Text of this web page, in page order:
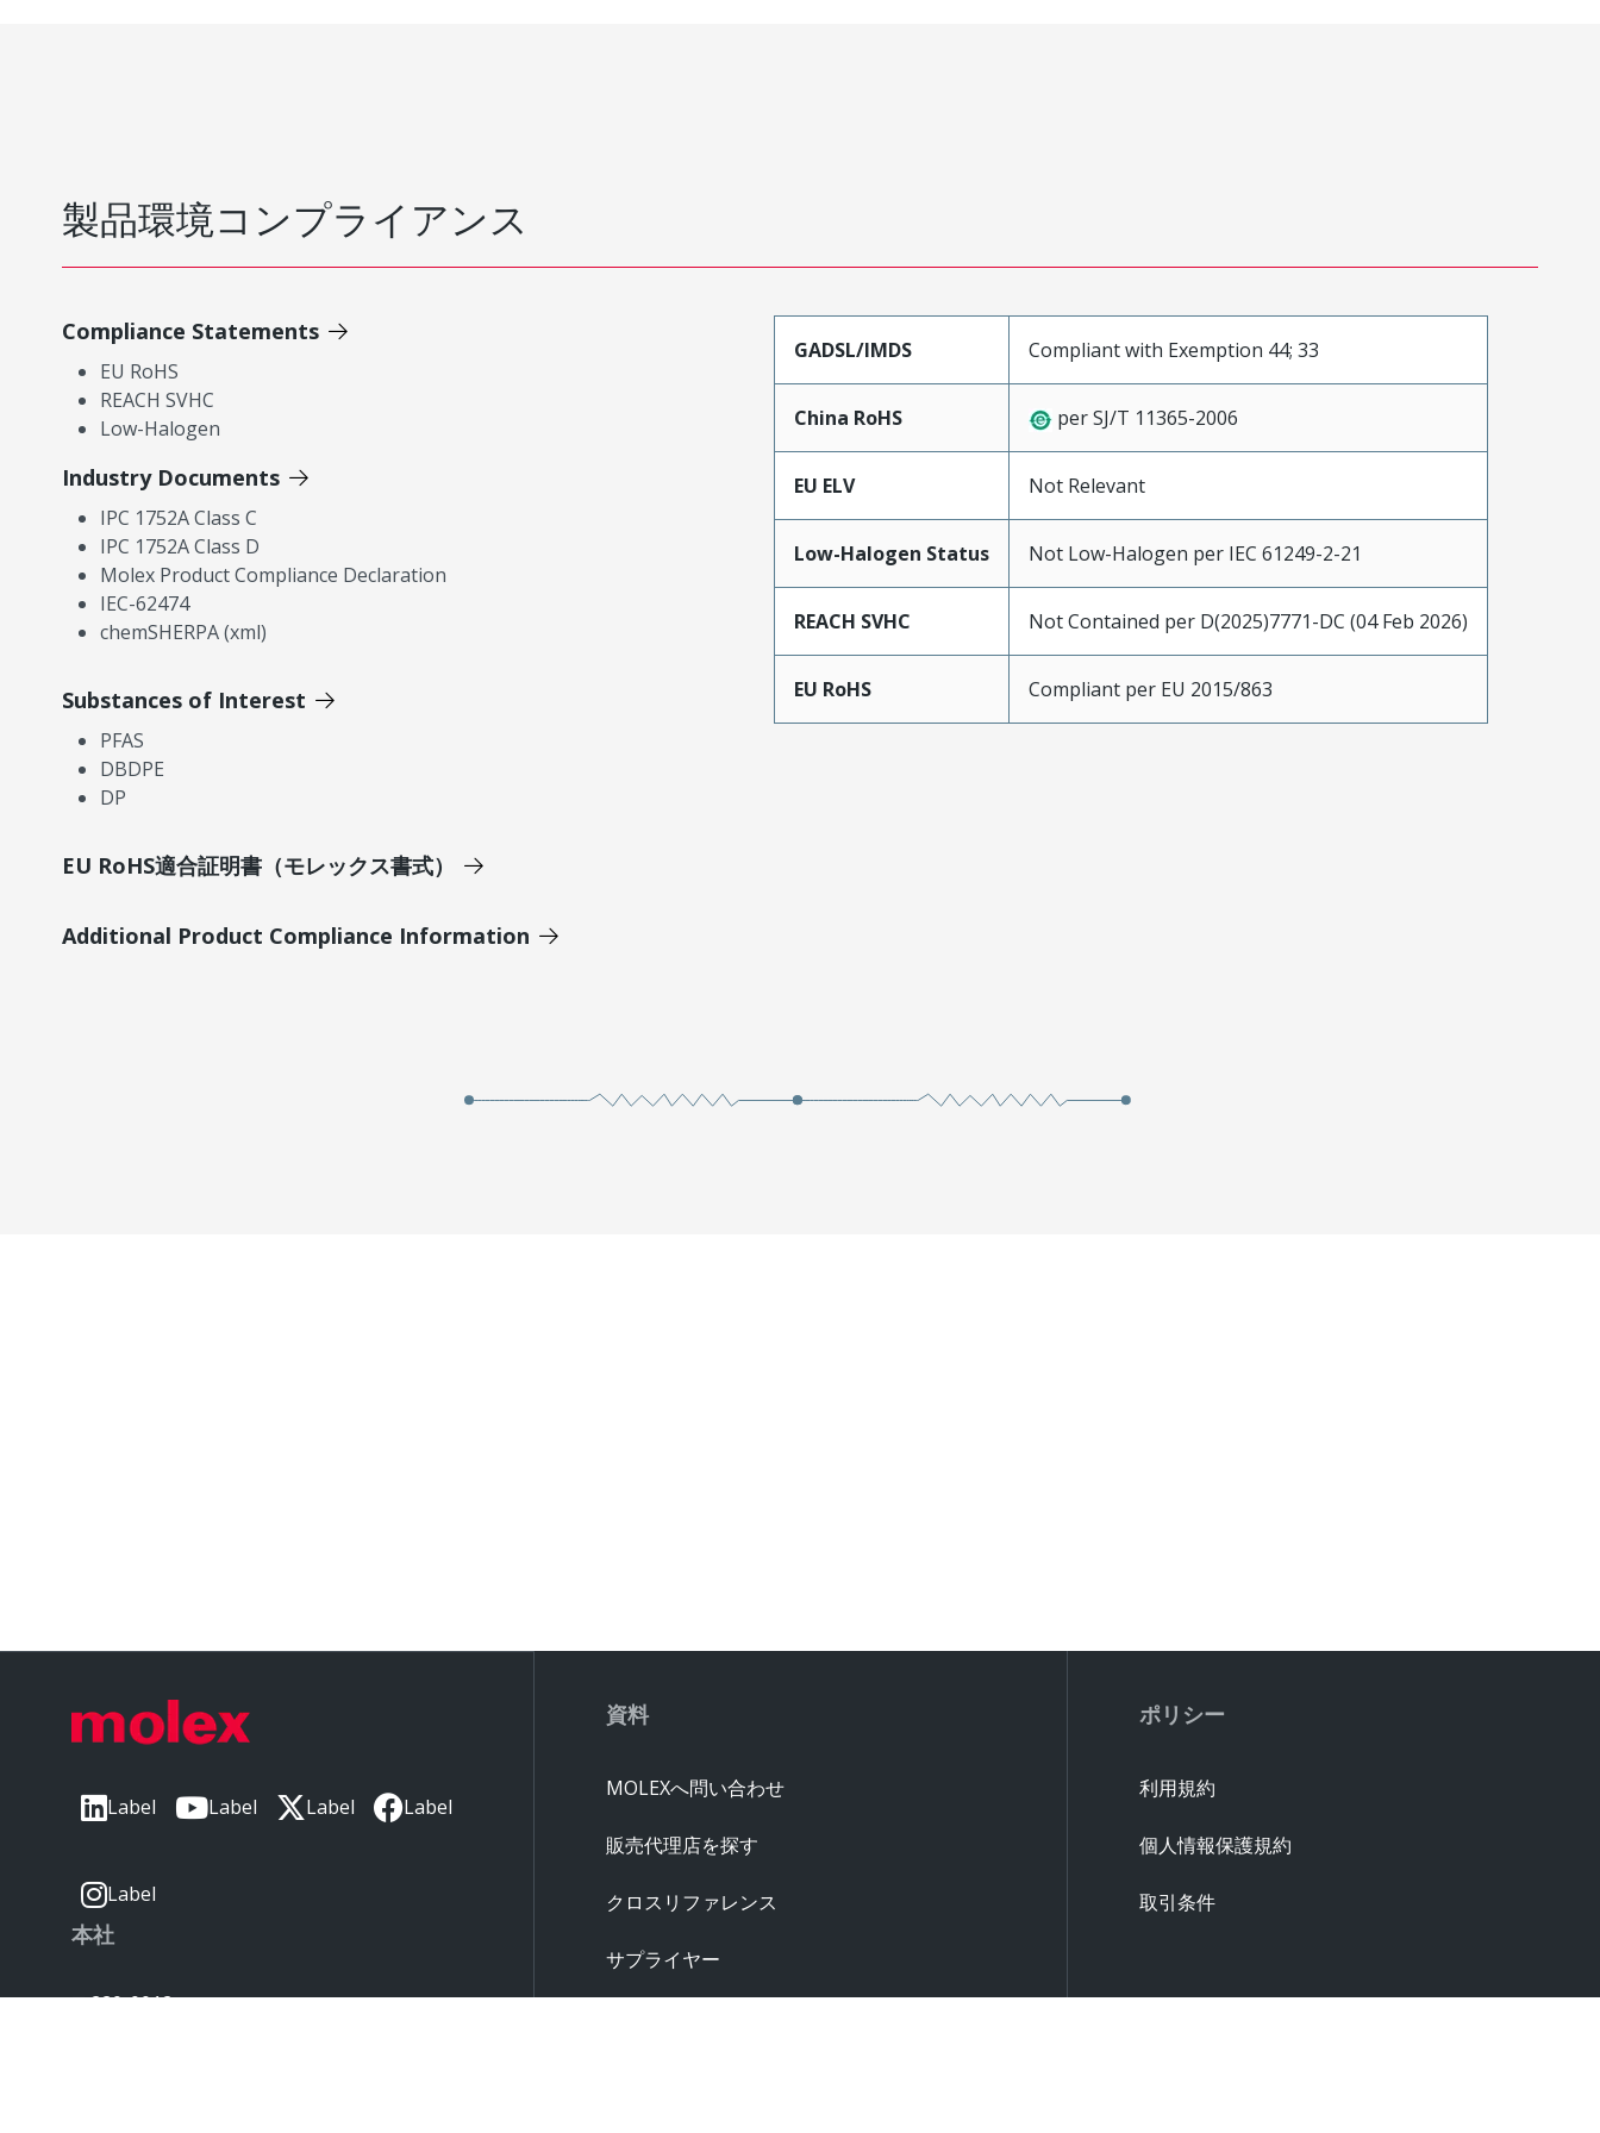
製品環境コンプライアンス
Compliance Statements
EU RoHS
REACH SVHC
Low-Halogen
Industry Documents
IPC 1752A Class C
IPC 1752A Class D
Molex Product Compliance Declaration
IEC-62474
chemSHERPA (xml)
Substances of Interest
PFAS
DBDPE
DP
EU RoHS適合証明書（モレックス書式）
Additional Product Compliance Information
GADSL/IMDS Compliant with Exemption 44; 33
China RoHS per SJ/T 11365-2006
EU ELV Not Relevant
Low-Halogen Status Not Low-Halogen per IEC 61249-2-21
REACH SVHC Not Contained per D(2025)7771-DC (04 Feb 2026)
EU RoHS Compliant per EU 2015/863
Label Label Label Label
Label
本社
〒220-0012
資料
MOLEXへ問い合わせ
販売代理店を探す
クロスリファレンス
サプライヤー
ポリシー
利用規約
個人情報保護規約
取引条件